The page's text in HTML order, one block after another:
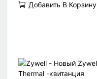
Fi. Добавить В Корзину